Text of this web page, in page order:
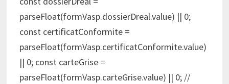
parseFloat(formVasp.dossierDreal.value) || 0;
const certificatConformite =
parseFloat(formVasp.certificatConformite.value)
|| 0; const carteGrise =
parseFloat(formVasp.carteGrise.value) || 0; //